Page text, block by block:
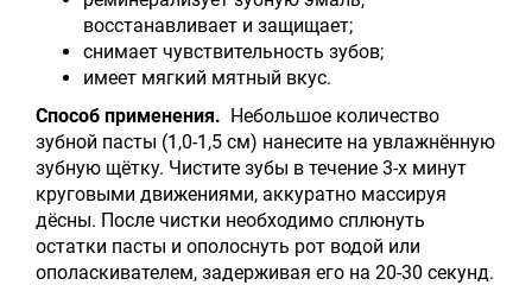
восстанавливает и защищает;
снимает чувствительность зубов;
имеет мягкий мятный вкус.
Способ применения. Небольшое количество
зубной пасты (1,0-1,5 см) нанесите на увлажнённую
зубную щётку. Чистите зубы в течение 3-х минут
круговыми движениями, аккуратно массируя
дёсны. После чистки необходимо сплюнуть
остатки пасты и ополоснуть рот водой или
ополаскивателем, задерживая его на 20-30 секунд.